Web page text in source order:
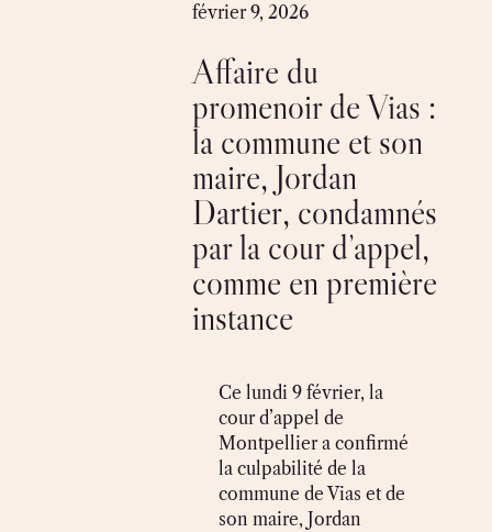
février 9, 2026
Affaire du
promenoir de Vias :
la commune et son
maire, Jordan
Dartier, condamnés
par la cour d’appel,
comme en première
instance
Ce lundi 9 février, la
cour d’appel de
Montpellier a confirmé
la culpabilité de la
commune de Vias et de
son maire, Jordan